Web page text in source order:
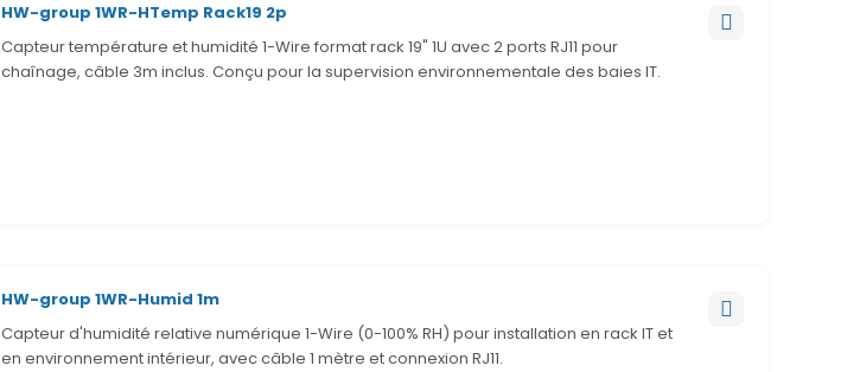
HW-group 1WR-HTemp Rack19 2p
Capteur température et humidité 1-Wire format rack 19" 1U avec 2 ports RJ11 pour
chaînage, câble 3m inclus. Conçu pour la supervision environnementale des baies IT.
HW-group 1WR-Humid 1m
Capteur d'humidité relative numérique 1-Wire (0-100% RH) pour installation en rack IT et
en environnement intérieur, avec câble 1 mètre et connexion RJ11.